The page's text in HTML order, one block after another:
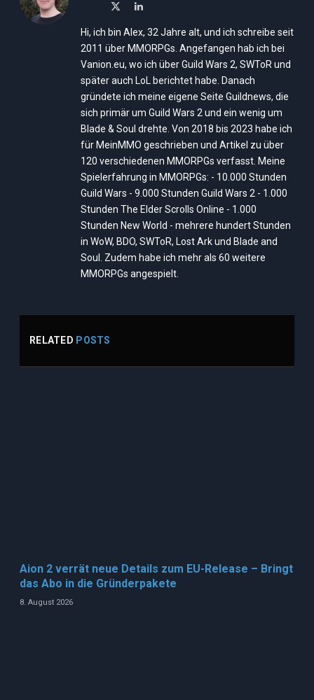
LinkedIn
Hi, ich bin Alex, 32 Jahre alt, und ich schreibe seit
2011 über MMORPGs. Angefangen hab ich bei
Vanion.eu, wo ich über Guild Wars 2, SWToR und
später auch LoL berichtet habe. Danach
gründete ich meine eigene Seite Guildnews, die
sich primär um Guild Wars 2 und ein wenig um
Blade & Soul drehte. Von 2018 bis 2023 habe ich
für MeinMMO geschrieben und Artikel zu über
120 verschiedenen MMORPGs verfasst. Meine
Spielerfahrung in MMORPGs: - 10.000 Stunden
Guild Wars - 9.000 Stunden Guild Wars 2 - 1.000
Stunden The Elder Scrolls Online - 1.000
Stunden New World - mehrere hundert Stunden
in WoW, BDO, SWToR, Lost Ark und Blade and
Soul. Zudem habe ich mehr als 60 weitere
MMORPGs angespielt.
RELATED POSTS
Aion 2 verrät neue Details zum EU-Release – Bringt
das Abo in die Gründerpakete
8. August 2026